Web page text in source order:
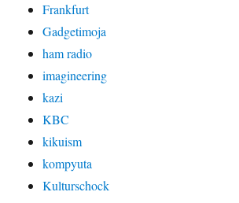
Frankfurt
Gadgetimoja
ham radio
imagineering
kazi
KBC
kikuism
kompyuta
Kulturschock